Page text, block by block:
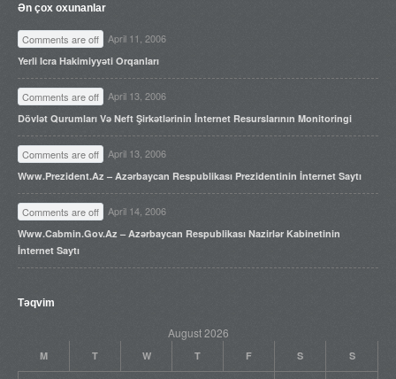
Ən çox oxunanlar
Comments are off April 11, 2006
Yerli Icra Hakimiyyəti Orqanları
Comments are off April 13, 2006
Dövlət Qurumları Və Neft Şirkətlərinin İnternet Resurslarının Monitoringi
Comments are off April 13, 2006
Www.prezident.az – Azərbaycan Respublikası Prezidentinin İnternet Saytı
Comments are off April 14, 2006
Www.cabmin.gov.az – Azərbaycan Respublikası Nazirlər Kabinetinin
İnternet Saytı
Təqvim
August 2026
M T W T F S S